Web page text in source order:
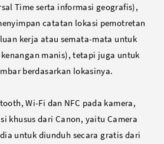
Time serta informasi geografis),
catatan lokasi pemotretan
kerja atau semata-mata untuk
manis), tetapi juga untuk
berdasarkan lokasinya.
Wi-Fi dan NFC pada kamera,
khusus dari Canon, yaitu Camera
untuk diunduh secara gratis dari